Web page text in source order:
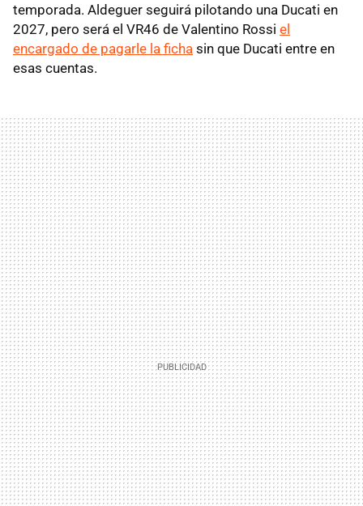
temporada. Aldeguer seguirá pilotando una Ducati en
2027, pero será el VR46 de Valentino Rossi el
encargado de pagarle la ficha sin que Ducati entre en
esas cuentas.